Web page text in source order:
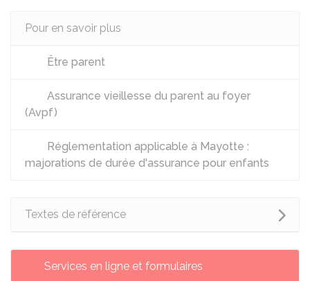
Pour en savoir plus
Être parent
Assurance vieillesse du parent au foyer
(Avpf)
Réglementation applicable à Mayotte :
majorations de durée d'assurance pour enfants
Textes de référence
Services en ligne et formulaires